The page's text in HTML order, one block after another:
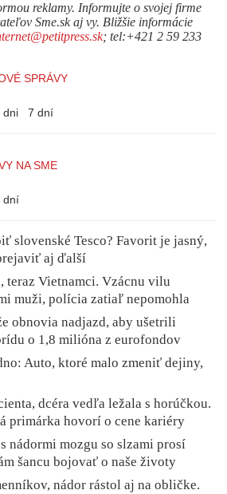
reklamy. Informujte o svojej firme
Sme.sk aj vy. Bližšie informácie
; tel:+421 2 59 233
SPRÁVY
dni 7 dní
NA SME
dní
slovenské Tesco? Favorit je jasný,
aj ďalší
teraz Vietnamci. Vzácnu vilu
muži, polícia zatiaľ nepomohla
obnovia nadjazd, aby ušetrili
o 1,8 milióna z eurofondov
Auto, ktoré malo zmeniť dejiny,
dcéra vedľa ležala s horúčkou.
primárka hovorí o cene kariéry
nádormi mozgu so slzami prosí
šancu bojovať o naše životy
nádor rástol aj na obličke.